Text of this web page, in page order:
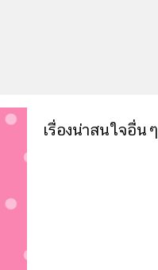
เรื่องน่าสนใจอื่นๆ